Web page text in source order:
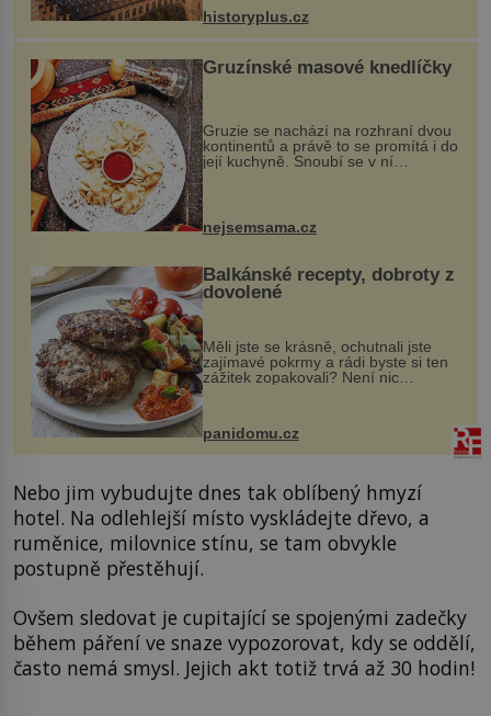
historyplus.cz
Gruzínské masové knedlíčky
Gruzie se nachází na rozhraní dvou
kontinentů a právě to se promítá i do
její kuchyně. Snoubí se v ní
evropské a asijské chutě a díky tomu
pokrmy, které rozhodně st...
nejsemsama.cz
Balkánské recepty, dobroty z
dovolené
Měli jste se krásně, ochutnali jste
zajímavé pokrmy a rádi byste si ten
zážitek zopakovali? Není nic
snazšího. Pljeskavica (10 porcí)
Možná jste ji ochutnali na dovolené v
bývalé Jugoslávii, lze ji vi...
panidomu.cz
Nebo jim vybudujte dnes tak oblíbený hmyzí
hotel. Na odlehlejší místo vyskládejte dřevo, a
ruměnice, milovnice stínu, se tam obvykle
postupně přestěhují.
Ovšem sledovat je cupitající se spojenými zadečky
během páření ve snaze vypozorovat, kdy se oddělí,
často nemá smysl. Jejich akt totiž trvá až 30 hodin!